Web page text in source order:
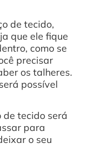
de tecido,
que ele fique
como se
precisar
os talheres.
possível
tecido será
para
o seu